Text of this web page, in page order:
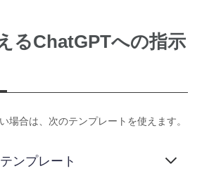
るChatGPTへの指示
場合は、次のテンプレートを使えます。
ンプレート